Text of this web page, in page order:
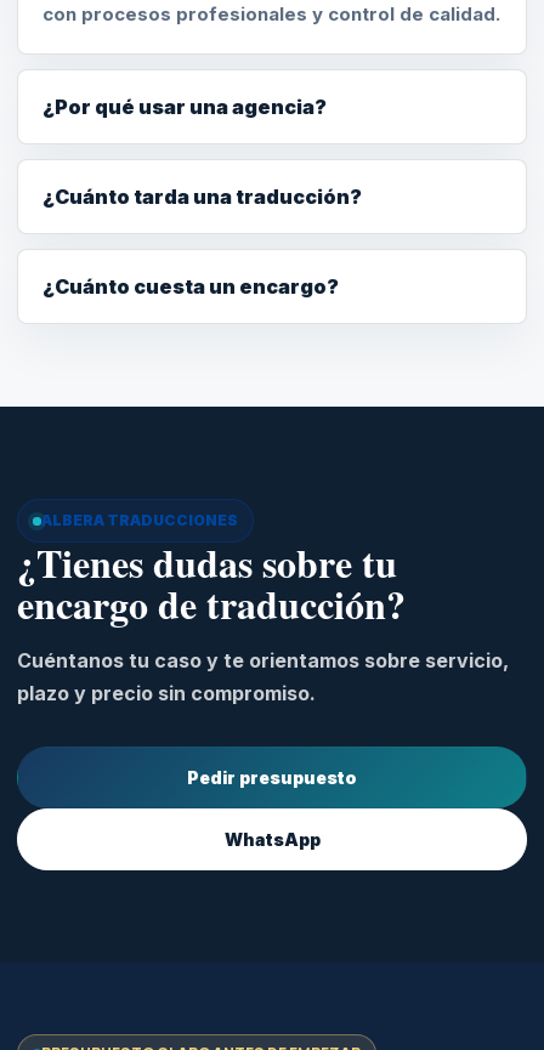
con procesos profesionales y control de calidad.
¿Por qué usar una agencia?
¿Cuánto tarda una traducción?
¿Cuánto cuesta un encargo?
ALBERA TRADUCCIONES
¿Tienes dudas sobre tu
encargo de traducción?
Cuéntanos tu caso y te orientamos sobre servicio,
plazo y precio sin compromiso.
Pedir presupuesto
WhatsApp